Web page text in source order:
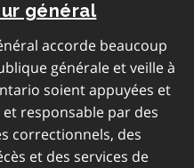
général
accorde beaucoup
générale et veille à
soient appuyées et
responsable par des
correctionnels, des
et des services de